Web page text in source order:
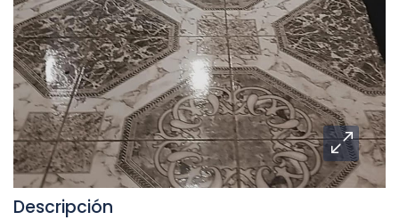
Descripción